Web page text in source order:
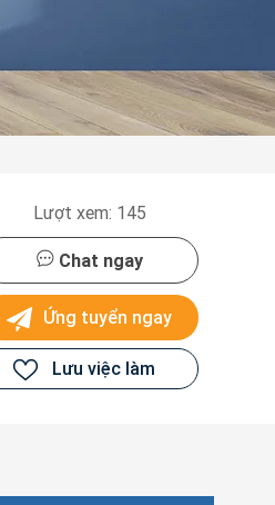
Lượt xem: 145
Chat ngay
Ứng tuyển ngay
Lưu việc làm